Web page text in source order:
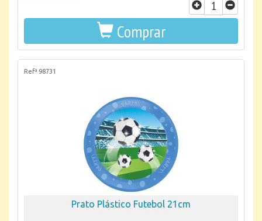
Comprar
Refª 98731
Prato Plástico Futebol 21cm